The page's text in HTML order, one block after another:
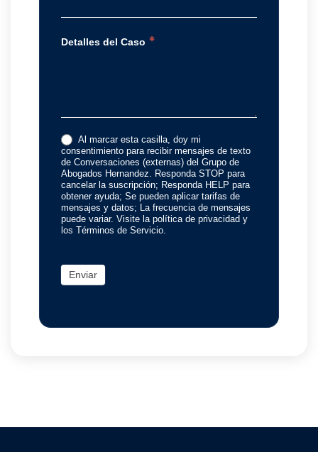
Detalles del Caso *
Al marcar esta casilla, doy mi
consentimiento para recibir mensajes de texto
de Conversaciones (externas) del Grupo de
Abogados Hernandez. Responda STOP para
cancelar la suscripción; Responda HELP para
obtener ayuda; Se pueden aplicar tarifas de
mensajes y datos; La frecuencia de mensajes
puede variar. Visite la política de privacidad y
los Términos de Servicio.
Enviar